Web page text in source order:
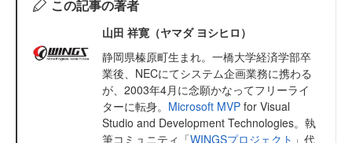
この記事の著者
山田 祥寛（ヤマダ ヨシヒロ）
静岡県榛原町生まれ。一橋大学経済学部卒
業後、NECにてシステム企画業務に携わる
が、2003年4月に念願かなってフリーライ
ターに転身。 Microsoft MVP for Visual
Studio and Development Technologies。執
筆コミュニティ「WINGSプロジェクト 」代